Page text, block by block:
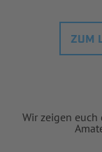
ZUM
Wir zeigen euch